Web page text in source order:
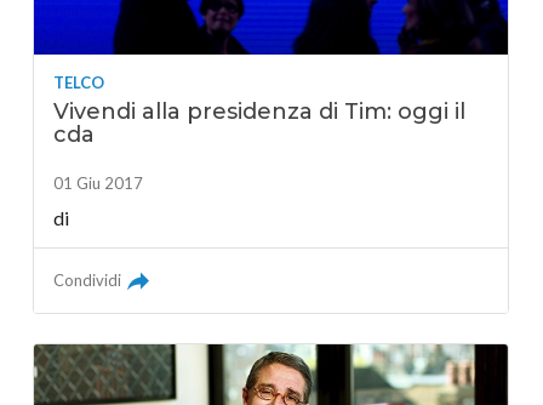
TELCO
Vivendi alla presidenza di Tim: oggi il
cda
01 Giu 2017
di
Condividi